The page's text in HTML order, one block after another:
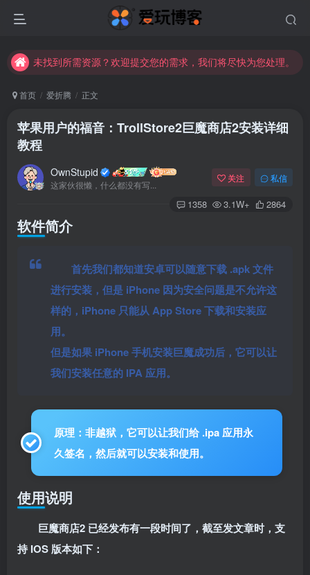
苹果手机用户没有巨魔商店的点击此处获取保姆级安装教程
苹果手机用户没有巨魔商店的点击此处获取保姆级安装教程
首页 爱折腾 正文
苹果用户的福音：TrollStore2巨魔商店2安装详细
教程
OwnStupid
这家伙很懒，什么都没有写...
关注 私信
1358 3.1W+ 2864
软件简介
首先我们都知道安卓可以随意下载 .apk 文件
进行安装，但是 iPhone 因为安全问题是不允许这
样的，iPhone 只能从 App Store 下载和安装应
用。
但是如果 iPhone 手机安装巨魔成功后，它可以让
我们安装任意的 IPA 应用。
原理：非越狱，它可以让我们给 .ipa 应用永
久签名，然后就可以安装和使用。
使用说明
巨魔商店2 已经发布有一段时间了，截至发文章时，支
持 IOS 版本如下：